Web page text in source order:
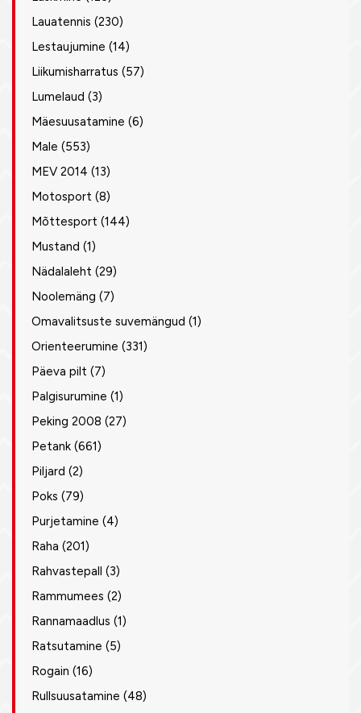
Lauatennis (230)
Lestaujumine (14)
Liikumisharratus (57)
Lumelaud (3)
Mäesuusatamine (6)
Male (553)
MEV 2014 (13)
Motosport (8)
Mõttesport (144)
Mustand (1)
Nädalaleht (29)
Noolemäng (7)
Omavalitsuste suvemängud (1)
Orienteerumine (331)
Päeva pilt (7)
Palgisurumine (1)
Peking 2008 (27)
Petank (661)
Piljard (2)
Poks (79)
Purjetamine (4)
Raha (201)
Rahvastepall (3)
Rammumees (2)
Rannamaadlus (1)
Ratsutamine (5)
Rogain (16)
Rullsuusatamine (48)